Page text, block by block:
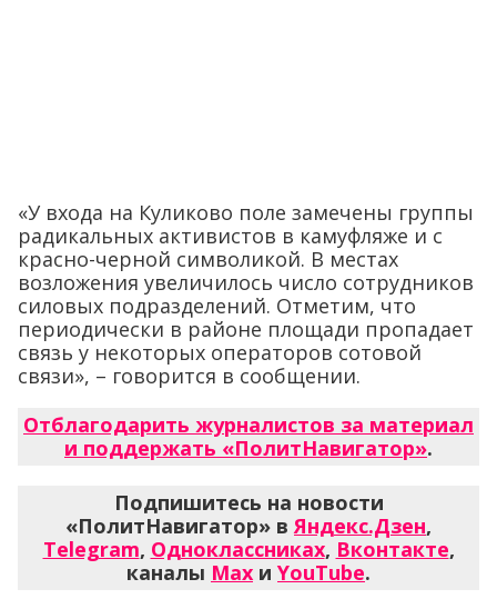
«У входа на Куликово поле замечены группы
радикальных активистов в камуфляже и с
красно-черной символикой. В местах
возложения увеличилось число сотрудников
силовых подразделений. Отметим, что
периодически в районе площади пропадает
связь у некоторых операторов сотовой
связи», – говорится в сообщении.
Отблагодарить журналистов за материал
и поддержать «ПолитНавигатор».
Подпишитесь на новости
«ПолитНавигатор» в Яндекс.Дзен,
Telegram, Одноклассниках, Вконтакте,
каналы Max и YouTube.